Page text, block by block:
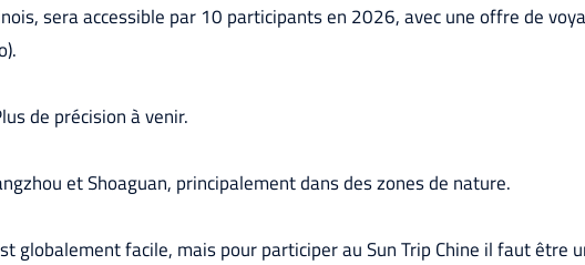
sera accessible par 10 participants en 2026, avec une offre de
de précision à venir.
et Shoaguan, principalement dans des zones de nature.
globalement facile, mais pour participer au Sun Trip Chine il faut être